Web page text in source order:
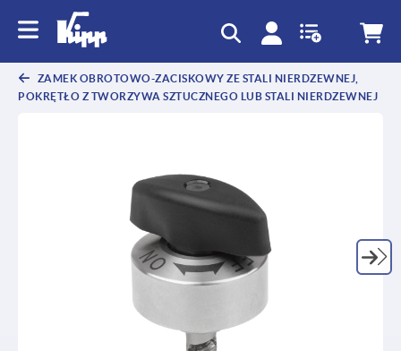
ZAMEK OBROTOWO-ZACISKOWY ZE STALI NIERDZEWNEJ,
POKRĘTŁO Z TWORZYWA SZTUCZNEGO LUB STALI NIERDZEWNEJ